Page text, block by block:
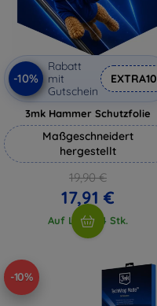
-10%
Rabatt
mit
Gutschein
EXTRA10
3mk Hammer Schutzfolie
Maßgeschneidert
hergestellt
19,90 €
17,91 €
Auf Lager 4 Stk.
-10%